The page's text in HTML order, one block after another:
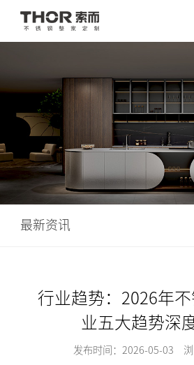
最新资讯
行业趋势：2026年
业五大趋势深
发布时间：2026-05-03